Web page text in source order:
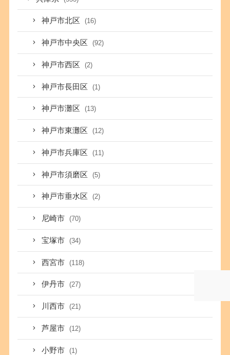
神戸市北区 (16)
神戸市中央区 (92)
神戸市西区 (2)
神戸市長田区 (1)
神戸市灘区 (13)
神戸市東灘区 (12)
神戸市兵庫区 (11)
神戸市須磨区 (5)
神戸市垂水区 (2)
尼崎市 (70)
宝塚市 (34)
西宮市 (118)
伊丹市 (27)
川西市 (21)
芦屋市 (12)
小野市 (1)